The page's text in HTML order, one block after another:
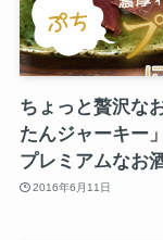
ちょっと贅沢な
たんジャーキー
プレミアムなお
2016年6月11日